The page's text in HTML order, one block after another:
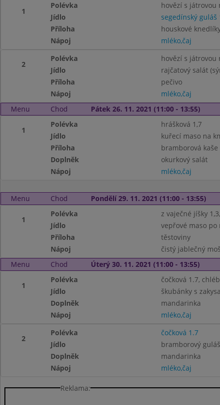
1
Polévka
hovězí s játrovou
Jídlo
segedínský guláš
Příloha
houskové
Nápoj
mléko,čaj
2
Polévka
hovězí s játrovou
Jídlo
rajčatový salát
Příloha
pečivo
Nápoj
mléko,čaj
Menu
Chod Pátek 26. 11. 2021 (11:00 - 13:55)
1
Polévka
hrášková 1,7
Jídlo
kuřecí maso na
Příloha
bramborová kaše
Doplněk
okurkový salát
Nápoj
mléko,čaj
Menu Chod Pondělí 29. 11. 2021 (11:00 - 13:55)
1
Polévka
z vaječné jíšky
Jídlo
vepřové maso po
Příloha
těstoviny
Nápoj
čistý jablečný
Menu
Chod Úterý 30. 11. 2021 (11:00 - 13:55)
1
Polévka
čočková 1.7, chléb
Jídlo
škubánky s
Doplněk
mandarinka
Nápoj
mléko,čaj
2
Polévka
čočková 1.7
Jídlo
bramborový
Doplněk
mandarinka
Nápoj
mléko,čaj
Reklama: